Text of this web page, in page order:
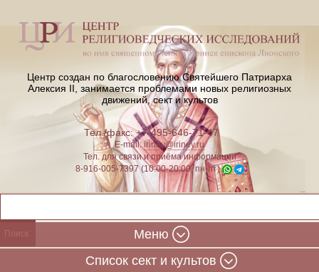
Центр создан по благословению Святейшего Патриарха
Алексия II, занимается проблемами новых религиозных
движений, сект и культов
Тел./факс: +7-495-646-71-47
E-mail:iriney@iriney.ru
Тел. для связи и приёма информации
8-916-005-7397 (10:00-20:00, пн-пт)
Меню
Cписок сект и культов